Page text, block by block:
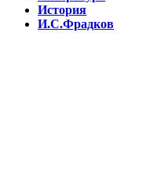
История
И.С.Фрадков